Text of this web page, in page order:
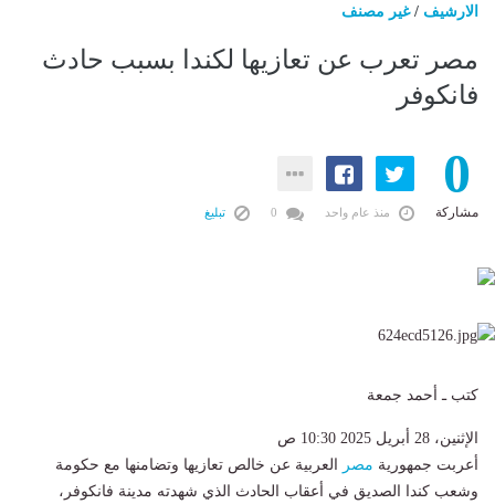
الارشيف /غير مصنف
مصر تعرب عن تعازيها لكندا بسبب حادث
فانكوفر
0
مشاركة منذ عام واحد تبليغ
كتب ـ أحمد جمعة
الإثنين، 28 أبريل 2025 10:30 ص
أعربت جمهورية مصر العربية عن خالص تعازيها وتضامنها مع حكومة
وشعب كندا الصديق في أعقاب الحادث الذي شهدته مدينة فانكوفر،